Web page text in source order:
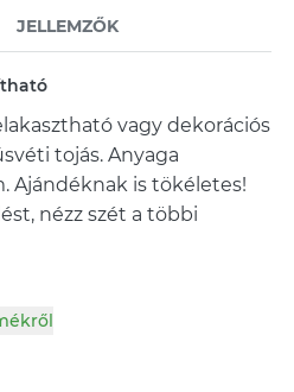
JELLEMZŐK
vagy dekorációs
tojás. Anyaga
Ajándéknak is tökéletes!
nézz szét a többi